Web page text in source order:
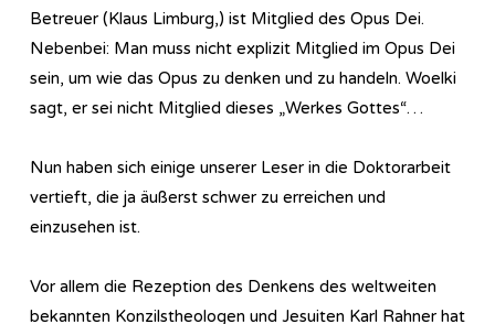
Betreuer (Klaus Limburg,) ist Mitglied des Opus Dei.
Nebenbei: Man muss nicht explizit Mitglied im Opus Dei
sein, um wie das Opus zu denken und zu handeln. Woelki
sagt, er sei nicht Mitglied dieses „Werkes Gottes“…
Nun haben sich einige unserer Leser in die Doktorarbeit
vertieft, die ja äußerst schwer zu erreichen und
einzusehen ist.
Vor allem die Rezeption des Denkens des weltweiten
bekannten Konzilstheologen und Jesuiten Karl Rahner hat